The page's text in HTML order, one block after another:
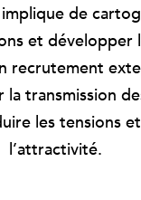
de
et
recrutement
la transmission
les tensions
l’attractivité.